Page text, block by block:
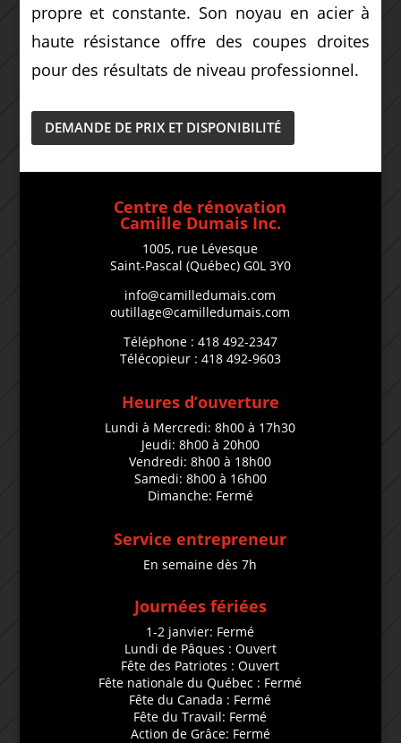
propre et constante. Son noyau en acier à
haute résistance offre des coupes droites
pour des résultats de niveau professionnel.
DEMANDE DE PRIX ET DISPONIBILITÉ
Centre de rénovation
Camille Dumais Inc.
1005, rue Lévesque
Saint-Pascal (Québec) G0L 3Y0
info@camilledumais.com
outillage@camilledumais.com
Téléphone : 418 492-2347
Télécopieur : 418 492-9603
Heures d’ouverture
Lundi à Mercredi: 8h00 à 17h30
Jeudi: 8h00 à 20h00
Vendredi: 8h00 à 18h00
Samedi: 8h00 à 16h00
Dimanche: Fermé
Service entrepreneur
En semaine dès 7h
Journées fériées
1-2 janvier: Fermé
Lundi de Pâques : Ouvert
Fête des Patriotes : Ouvert
Fête nationale du Québec : Fermé
Fête du Canada : Fermé
Fête du Travail: Fermé
Action de Grâce: Fermé